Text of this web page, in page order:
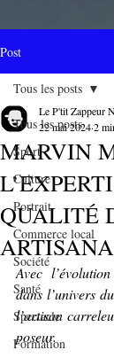
Post
Tous les posts
Sport
Culture
Portrait
Commerce local
Société
Santé
Spectacle
Formation
Tous les posts
MARVIN
QUALITÉ
Le P'tit Zappeur
22 mai 20242
Avec
dans l’univers
l’artisan
poseur.